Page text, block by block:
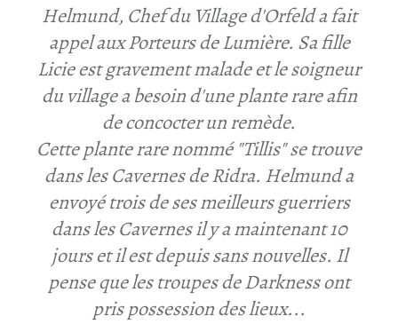
I
E
E
T
U
O
B
B
Y
.
Helmund, Chef du Village d'Orfeld a fait
appel aux Porteurs de Lumière. Sa fille
Licie est gravement malade et le soigneur
du village a besoin d'une plante rare afin
de concocter un remède.
Cette plante rare nommé "Tillis" se trouve
dans les Cavernes de Ridra. Helmund a
envoyé trois de ses meilleurs guerriers
dans les Cavernes il y a maintenant 10
jours et il est depuis sans nouvelles. Il
pense que les troupes de Darkness ont
pris possession des lieux...